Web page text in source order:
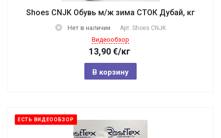
Shoes CNJK Обувь м/ж зима СТОК Дубай, кг
Нет в наличии Арт. Shoes CNJK
Видеообзор
13,90€/кг
В корзину
ЕСТЬ ВИДЕООБЗОР